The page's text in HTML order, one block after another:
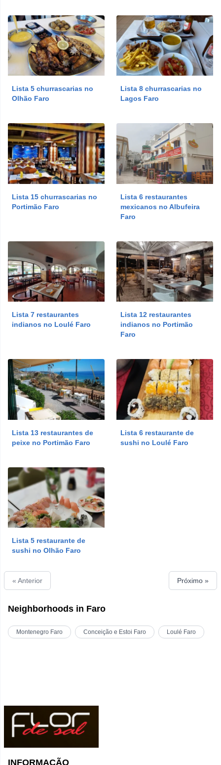
Lista 5 churrascarias no
Olhão Faro
Lista 8 churrascarias no
Lagos Faro
Lista 15 churrascarias no
Portimão Faro
Lista 6 restaurantes
mexicanos no Albufeira
Faro
Lista 7 restaurantes
indianos no Loulé Faro
Lista 12 restaurantes
indianos no Portimão
Faro
Lista 13 restaurantes de
peixe no Portimão Faro
Lista 6 restaurante de
sushi no Loulé Faro
Lista 5 restaurante de
sushi no Olhão Faro
« Anterior Próximo »
Neighborhoods in Faro
Montenegro Faro Conceição e Estoi Faro Loulé Faro
INFORMAÇÃO